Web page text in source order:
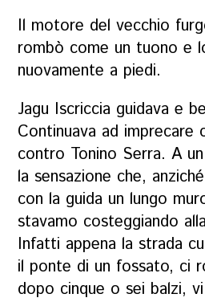
Il motore del vecchio
rombò come un tuono e
nuovamente a piedi.
Jagu Iscriccia guidava e
Continuava ad imprecare
contro Tonino Serra. A
la sensazione che,
con la guida un lungo
stavamo costeggiando
Infatti appena la strada
il ponte di un fossato, ci
dopo cinque o sei balzi,